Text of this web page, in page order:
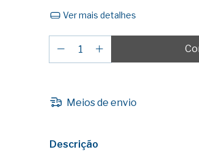
Ver mais detalhes
Meios de envio
Descrição